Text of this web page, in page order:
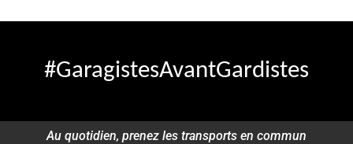
#GaragistesAvantGardistes
Au quotidien, prenez les transports en commun